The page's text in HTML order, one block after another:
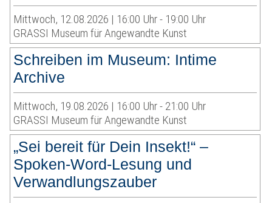
Mittwoch, 12.08.2026 | 16:00 Uhr - 19:00 Uhr
GRASSI Museum für Angewandte Kunst
Schreiben im Museum: Intime
Archive
Mittwoch, 19.08.2026 | 16:00 Uhr - 21:00 Uhr
GRASSI Museum für Angewandte Kunst
„Sei bereit für Dein Insekt!“ –
Spoken-Word-Lesung und
Verwandlungszauber